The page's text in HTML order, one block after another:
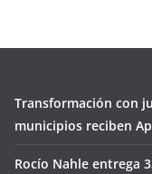
Transformación con
municipios reciben
Rocío Nahle entrega